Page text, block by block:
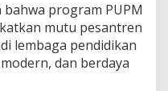
program PUPM
mutu pesantren
lembaga pendidikan
dan berdaya